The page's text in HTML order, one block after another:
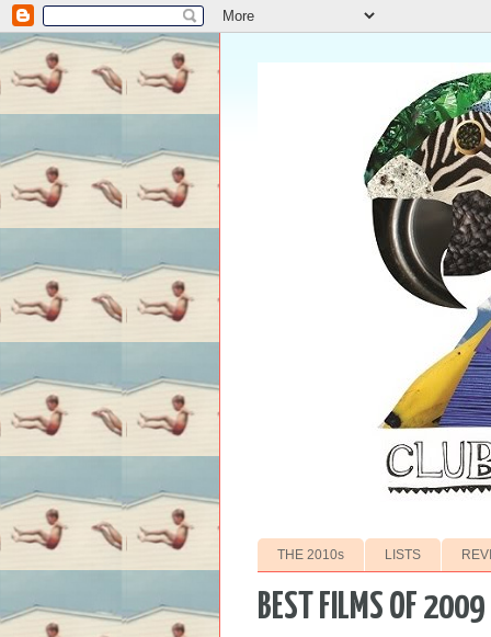
THE 2010s LISTS
BEST FILMS OF 2009